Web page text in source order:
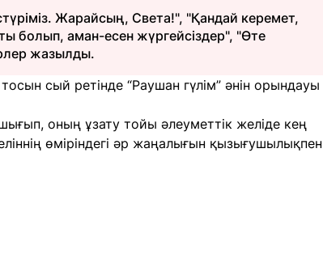
Жарайсың, Света!", "Қандай керемет,
болып, аман-есен жүргейсіздер", "Өте
жазылды.
сый ретінде “Раушан гүлім” әнін орындауы
оның ұзату тойы әлеуметтік желіде кең
өміріндегі әр жаңалығын қызығушылықпен